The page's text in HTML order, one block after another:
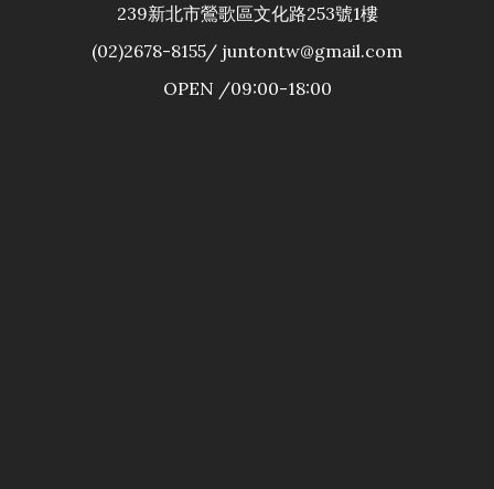
239新北市鶯歌區文化路253號1樓
(02)2678-8155/ juntontw@gmail.com
OPEN /09:00-18:00